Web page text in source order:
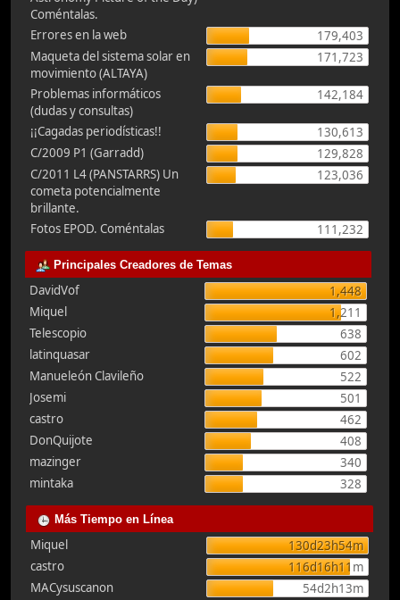
Coméntalas.
Errores en la web
179,403
Maqueta del sistema solar en
movimiento (ALTAYA)
171,723
Problemas informáticos
(dudas y consultas)
142,184
¡¡Cagadas periodísticas!!
130,613
C/2009 P1 (Garradd)
129,828
C/2011 L4 (PANSTARRS) Un
cometa potencialmente
brillante.
123,036
Fotos EPOD. Coméntalas 111,232
Principales Creadores de Temas
DavidVof
1,448
Miquel
1,211
Telescopio
638
latinquasar
602
Manueleón Clavileño
522
Josemi
501
castro
462
DonQuijote
408
mazinger
340
mintaka
328
Más Tiempo en Línea
Miquel
130d23h54m
castro
116d16h11m
MACysuscanon
54d2h13m